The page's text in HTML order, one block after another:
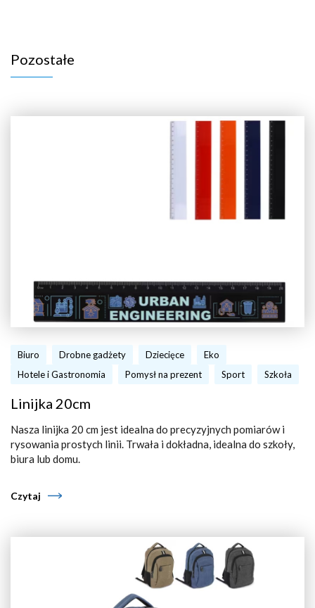
Pozostałe
Biuro Drobne gadżety Dziecięce
Eko
Hotele i Gastronomia
Pomysł na prezent Sport Szkoła
Linijka 20cm
Nasza linijka 20 cm jest idealna do precyzyjnych pomiarów i
rysowania prostych linii. Trwała i dokładna, idealna do szkoły,
biura lub domu.
Czytaj